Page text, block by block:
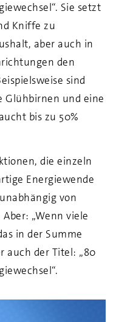
Sie setzt
Kniffe zu
aber auch in
den
sind
Glühbirnen und eine
bis zu 50%
die einzeln
Energiewende
von
„Wenn viele
in der Summe
auch der Titel: „80